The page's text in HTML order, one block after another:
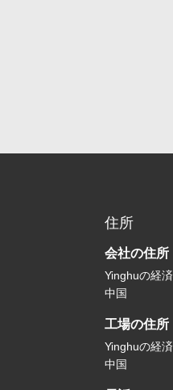
住所
会社の住所
Yinghuの経
中国
工場の住所
Yinghuの経
中国